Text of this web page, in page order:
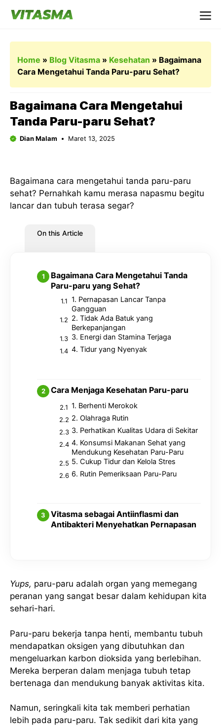
Home » Blog Vitasma » Kesehatan » Bagaimana
Cara Mengetahui Tanda Paru-paru Sehat?
Bagaimana Cara Mengetahui
Tanda Paru-paru Sehat?
Dian Malam Maret 13, 2025
Bagaimana cara mengetahui tanda paru-paru
sehat? Pernahkah kamu merasa napasmu begitu
lancar dan tubuh terasa segar?
On this Article
Bagaimana Cara Mengetahui Tanda
Paru-paru yang Sehat?
1. Pernapasan Lancar Tanpa
Gangguan
2. Tidak Ada Batuk yang
Berkepanjangan
3. Energi dan Stamina Terjaga
4. Tidur yang Nyenyak
Cara Menjaga Kesehatan Paru-paru
1. Berhenti Merokok
2. Olahraga Rutin
3. Perhatikan Kualitas Udara di Sekitar
4. Konsumsi Makanan Sehat yang
Mendukung Kesehatan Paru-Paru
5. Cukup Tidur dan Kelola Stres
6. Rutin Pemeriksaan Paru-Paru
Vitasma sebagai Antiinflasmi dan
Antibakteri Menyehatkan Pernapasan
Yups, paru-paru adalah organ yang memegang
peranan yang sangat besar dalam kehidupan kita
sehari-hari.
Paru-paru bekerja tanpa henti, membantu tubuh
mendapatkan oksigen yang dibutuhkan dan
mengeluarkan karbon dioksida yang berlebihan.
Mereka berperan dalam menjaga tubuh tetap
bertenaga dan mendukung banyak aktivitas kita.
Namun, seringkali kita tak memberi perhatian
lebih pada paru-paru. Tak sedikit dari kita yang